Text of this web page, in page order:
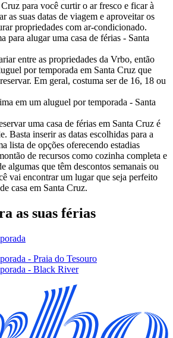
para você curtir o ar fresco e ficar à
as suas datas de viagem e aproveitar os
propriedades com ar-condicionado.
para alugar uma casa de férias - Santa
entre as propriedades da Vrbo, então
por temporada em Santa Cruz que
Em geral, costuma ser de 16, 18 ou
em um aluguel por temporada - Santa
uma casa de férias em Santa Cruz é
Basta inserir as datas escolhidas para a
lista de opções oferecendo estadias
de recursos como cozinha completa e
algumas que têm descontos semanais ou
vai encontrar um lugar que seja perfeito
casa em Santa Cruz.
as suas férias
- Praia do Tesouro
- Black River